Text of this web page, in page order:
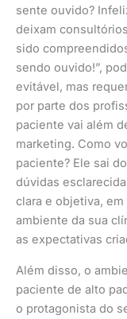
sente ouvido?
deixam
sido
sendo ouvido!”,
evitável, mas
por parte dos
paciente vai além
marketing. Como
paciente? Ele sai
dúvidas
clara e objetiva,
ambiente da sua
as expectativas
Além disso, o
paciente de alto
o protagonista do